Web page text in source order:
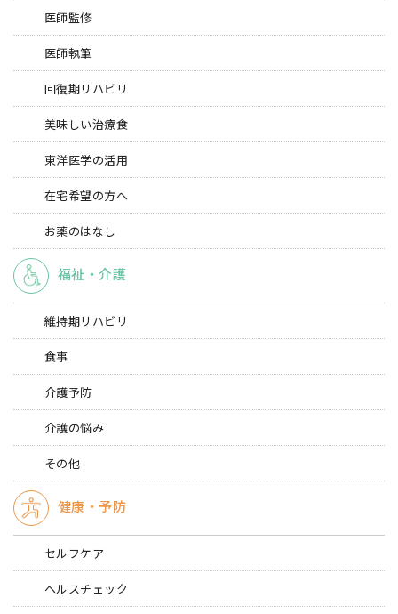
医師監修
医師執筆
回復期リハビリ
美味しい治療食
東洋医学の活用
在宅希望の方へ
お薬のはなし
福祉・介護
維持期リハビリ
食事
介護予防
介護の悩み
その他
健康・予防
セルフケア
ヘルスチェック